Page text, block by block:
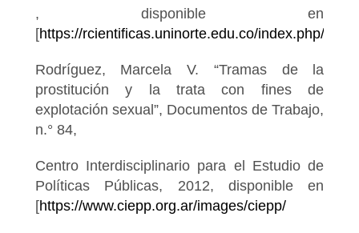
, disponible en
[https://rcientificas.uninorte.edu.co/index.php/
Rodríguez, Marcela V. “Tramas de la
prostitución y la trata con fines de
explotación sexual”, Documentos de Trabajo,
n.° 84,
Centro Interdisciplinario para el Estudio de
Políticas Públicas, 2012, disponible en
[https://www.ciepp.org.ar/images/ciepp/